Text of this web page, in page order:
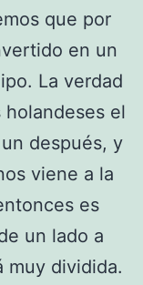
que por
en un
La verdad
el
después, y
viene a la
es
un lado a
muy dividida.